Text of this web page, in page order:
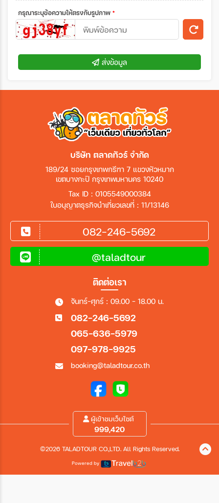
กรุณาระบุข้อความให้ตรงกับรูปภาพ *
ส่งข้อมูล
บริษัท ตลาดทัวร์ จำกัด
189/24 ซอยกรุงเทพกรีฑา 7 แขวงหัวหมาก
เขตบางกะปิ กรุงเทพมหานคร 10240
Tax ID : 0105549000384
ใบอนุญาตธุรกิจนำเที่ยวเลขที่ : 11/13146
082-246-5692
@taladtour
ติดต่อเรา
จันทร์-ศุกร์ : 09.00 - 18.00 น.
082-246-5692
065-636-5979
097-978-9925
booking@taladtour.co.th
ผู้เข้าชมเว็บไซต์
999,420
©2026 TALADTOUR CO.,LTD. All Rights Reserved.
Powered by